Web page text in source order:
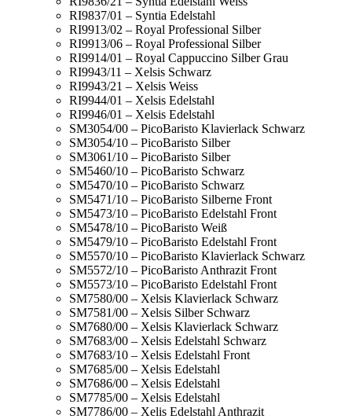
RI9837/01 – Syntia Edelstahl
RI9913/02 – Royal Professional Silber
RI9913/06 – Royal Professional Silber
RI9914/01 – Royal Cappuccino Silber Grau
RI9943/11 – Xelsis Schwarz
RI9943/21 – Xelsis Weiss
RI9944/01 – Xelsis Edelstahl
RI9946/01 – Xelsis Edelstahl
SM3054/00 – PicoBaristo Klavierlack Schwarz
SM3054/10 – PicoBaristo Silber
SM3061/10 – PicoBaristo Silber
SM5460/10 – PicoBaristo Schwarz
SM5470/10 – PicoBaristo Schwarz
SM5471/10 – PicoBaristo Silberne Front
SM5473/10 – PicoBaristo Edelstahl Front
SM5478/10 – PicoBaristo Weiß
SM5479/10 – PicoBaristo Edelstahl Front
SM5570/10 – PicoBaristo Klavierlack Schwarz
SM5572/10 – PicoBaristo Anthrazit Front
SM5573/10 – PicoBaristo Edelstahl Front
SM7580/00 – Xelsis Klavierlack Schwarz
SM7581/00 – Xelsis Silber Schwarz
SM7680/00 – Xelsis Klavierlack Schwarz
SM7683/00 – Xelsis Edelstahl Schwarz
SM7683/10 – Xelsis Edelstahl Front
SM7685/00 – Xelsis Edelstahl
SM7686/00 – Xelsis Edelstahl
SM7785/00 – Xelsis Edelstahl
SM7786/00 – Xelis Edelstahl Anthrazit